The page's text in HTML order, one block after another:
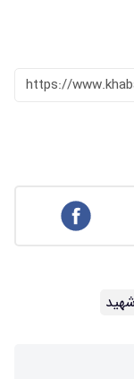
https://